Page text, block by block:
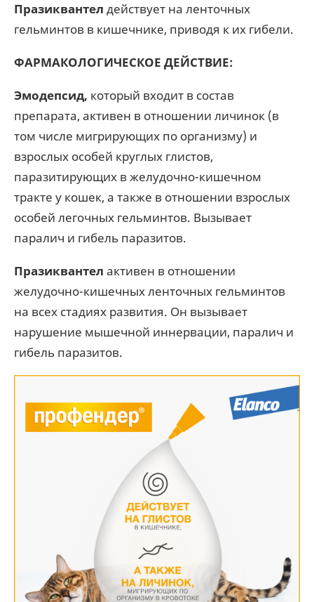
Празиквантел действует на ленточных
гельминтов в кишечнике, приводя к их гибели.
ФАРМАКОЛОГИЧЕСКОЕ ДЕЙСТВИЕ:
Эмодепсид, который входит в состав
препарата, активен в отношении личинок (в
том числе мигрирующих по организму) и
взрослых особей круглых глистов,
паразитирующих в желудочно-кишечном
тракте у кошек, а также в отношении взрослых
особей легочных гельминтов. Вызывает
паралич и гибель паразитов.
Празиквантел активен в отношении
желудочно-кишечных ленточных гельминтов
на всех стадиях развития. Он вызывает
нарушение мышечной иннервации, паралич и
гибель паразитов.